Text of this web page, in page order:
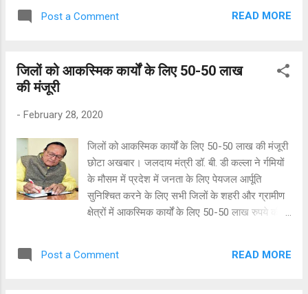
मोबाइल लूट के बारे में भाजपा विधायक ने पॉइंट ऑफ़
सवार लुटेरे मेरे हाथ से मोबाइल फोन छीनकर फरार हो
होकर कोई बदमाश वारदात को अंजाम दे सकते हैं, तो
प्रदेश के अन्य क्षेत्रों में कानून व्यवस्था का क्या हाल होगा।
इस बात का अंदाज़ा लगाया जा सकता है। मामले की
नजाकत को देखते हुए मोबाइल लूट की घटना को स्पीकर
सीपी जोशी ने भी गंभीर बताया। विधायक की पीड़ा बताने
और स्पीकर के मामले को गंभीर बताने पर सरकार की ओर
से मंत्री शांति धारीवाल ने जवाब देते हुए आश्वासन दिया कि
Post a Comment READ MORE
जिलों को आकस्मिक कार्यों के लिए 50-50 लाख
की मंजूरी
- February 28, 2020
जिलों को आकस्मिक कार्यों के लिए 50-50 लाख की मंजूरी
छोटा अखबार। जलदाय मंत्री डॉ. बी. डी कल्ला ने र्गमियों
के मौसम में प्रदेश में जनता के लिए पेयजल आर्पूति
सुनिश्चित करने के लिए सभी जिलों के शहरी और ग्रामीण
क्षेत्रों में आकस्मिक कार्यों के लिए 50-50 लाख रुपये की
अतिरिक्त मुख्य अभियंता अपने अधीन आने वाले सभी जिलों
Post a Comment READ MORE